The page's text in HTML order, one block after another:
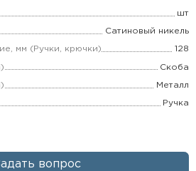
шт
Сатиновый никель
мм (Ручки, крючки) 128
Скоба
Металл
Ручка
вопрос